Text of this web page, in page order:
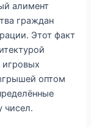
алимент
граждан
Этот факт
оптом
чисел.